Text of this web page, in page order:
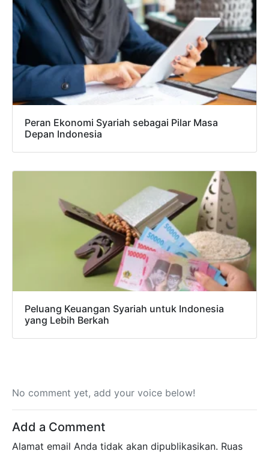
Peran Ekonomi Syariah sebagai Pilar Masa
Depan Indonesia
Peluang Keuangan Syariah untuk Indonesia
yang Lebih Berkah
No comment yet, add your voice below!
Add a Comment
Alamat email Anda tidak akan dipublikasikan. Ruas